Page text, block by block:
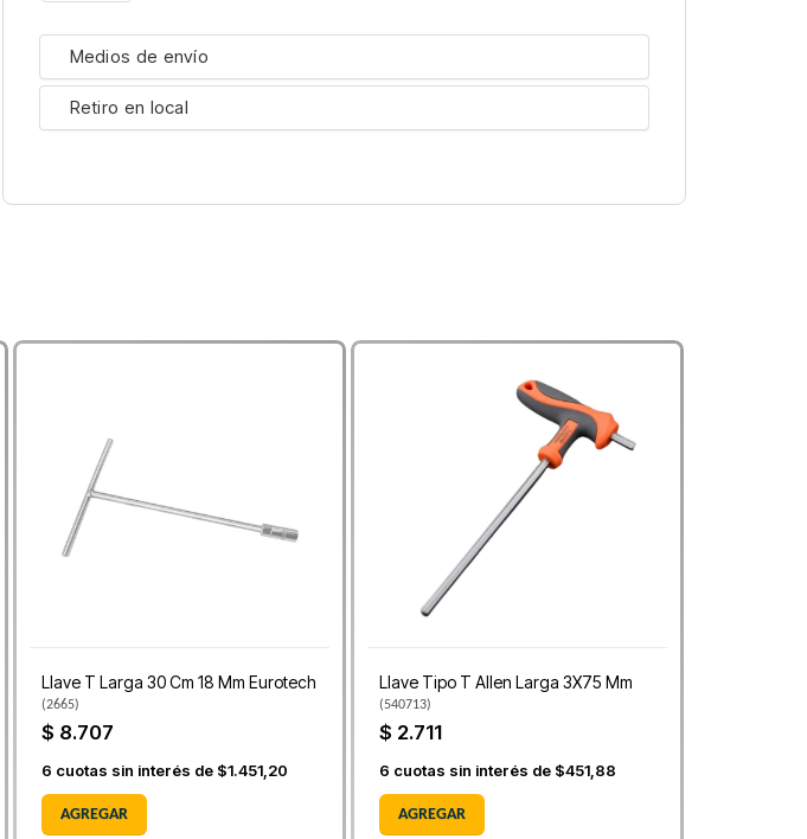
Medios de envío
Retiro en local
Llave T Larga 30 Cm 18 Mm Eurotech
(2665)
$ 8.707
6 cuotas sin interés de $1.451,20
AGREGAR
Llave Tipo T Allen Larga 3X75 Mm
(540713)
$ 2.711
6 cuotas sin interés de $451,88
AGREGAR